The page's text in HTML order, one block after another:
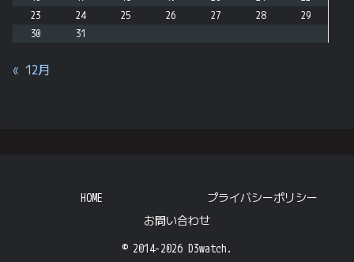
23
24 25 26 27 28
29
30
31
« 12月
HOME
プライバシーポリシー
お問い合わせ
© 2014-2026 D3watch.